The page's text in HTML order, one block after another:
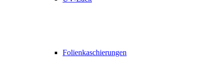
Folienkaschierungen